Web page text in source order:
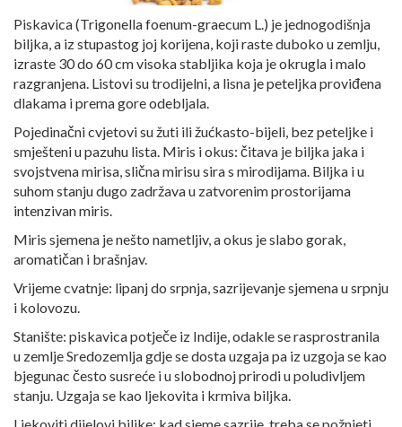
Piskavica (Trigonella foenum-graecum L.) je jednogodišnja
biljka, a iz stupastog joj korijena, koji raste duboko u zemlju,
izraste 30 do 60 cm visoka stabljika koja je okrugla i malo
razgranjena. Listovi su trodijelni, a lisna je peteljka proviđena
dlakama i prema gore odebljala.
Pojedinačni cvjetovi su žuti ili žućkasto-bijeli, bez peteljke i
smješteni u pazuhu lista. Miris i okus: čitava je biljka jaka i
svojstvena mirisa, slična mirisu sira s mirodijama. Biljka i u
suhom stanju dugo zadržava u zatvorenim prostorijama
intenzivan miris.
Miris sjemena je nešto nametljiv, a okus je slabo gorak,
aromatičan i brašnjav.
Vrijeme cvatnje: lipanj do srpnja, sazrijevanje sjemena u srpnju
i kolovozu.
Stanište: piskavica potječe iz Indije, odakle se rasprostranila
u zemlje Sredozemlja gdje se dosta uzgaja pa iz uzgoja se kao
bjegunac često susreće i u slobodnoj prirodi u poludivljem
stanju. Uzgaja se kao ljekovita i krmiva biljka.